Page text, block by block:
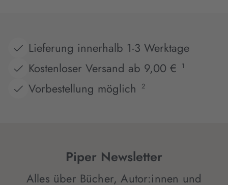
Lieferung innerhalb 1-3 Werktage
Kostenloser Versand ab 9,00 €
1
Vorbestellung möglich 2
Piper Newsletter
Alles über Bücher, Autor:innen und